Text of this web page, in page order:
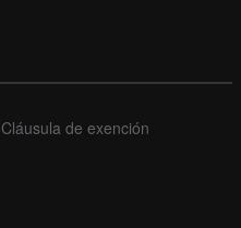
Cláusula de exención